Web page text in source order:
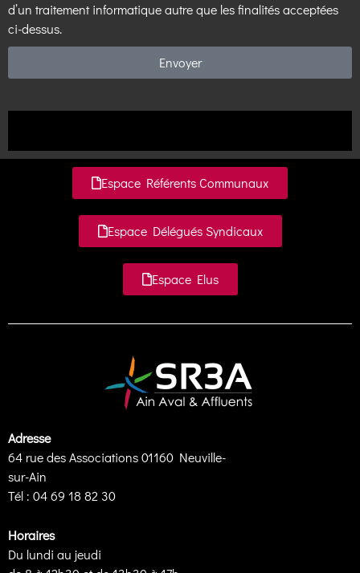
d’un traitement informatique autre que les finalités acceptées
ci-dessus.
Envoyer
Espace Référents Communaux
Espace Délégués Syndicaux
Espace Elus
Adresse
64 rue des Associations 01160 Neuville-
sur-Ain
Tél : 04 69 18 82 30
Horaires
Du lundi au jeudi